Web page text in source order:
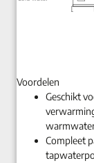
Voordelen
Geschikt
Compleet